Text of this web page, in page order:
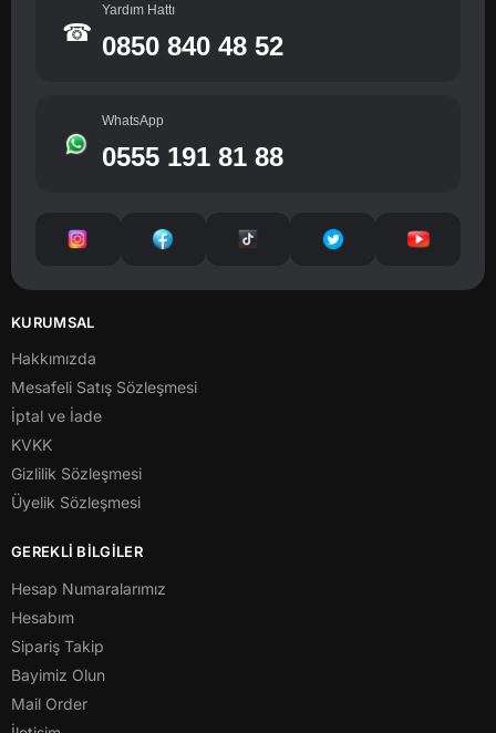
☎
Yardım Hattı
0850 840 48 52
WhatsApp
0555 191 81 88
KURUMSAL
Hakkımızda
Mesafeli Satış Sözleşmesi
İptal ve İade
KVKK
Gizlilik Sözleşmesi
Üyelik Sözleşmesi
GEREKLİ BİLGİLER
Hesap Numaralarımız
Hesabım
Sipariş Takip
Bayimiz Olun
Mail Order